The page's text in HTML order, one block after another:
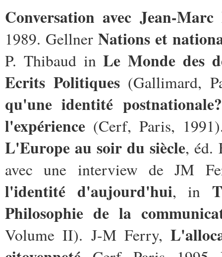
Conversation avec Jean-
1989. GellnerNations et
P. Thibaud inLe Monde des
Ecrits Politiques(Gallimard,
qu'une identité postnationale?
l'expérience (Cerf, Paris,
L'Europe au soir du siècle, éd.
avec une interview de JM
l'identité d'aujourd'hui, in
Philosophie de la
Volume II). J-M Ferry,